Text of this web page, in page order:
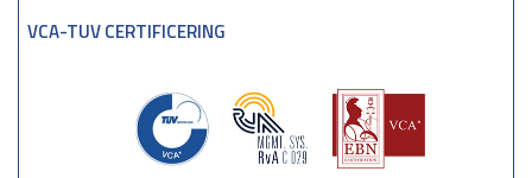
VCA-TUV CERTIFICERING